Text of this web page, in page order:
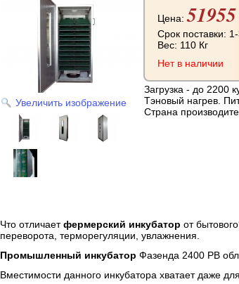
Увеличить изображение
Цена:
Срок поставки:
Вес: 110 Кг
Нет в наличии
Загрузка - до 2200
Тэновый нагрев.
Страна
Что отличаетфермерский инкубатор от
переворота, терморегуляции, увлажнения.
Промышленный инкубатор Фазенда 2400 РВ
Вместимости данного инкубатора хватает даже